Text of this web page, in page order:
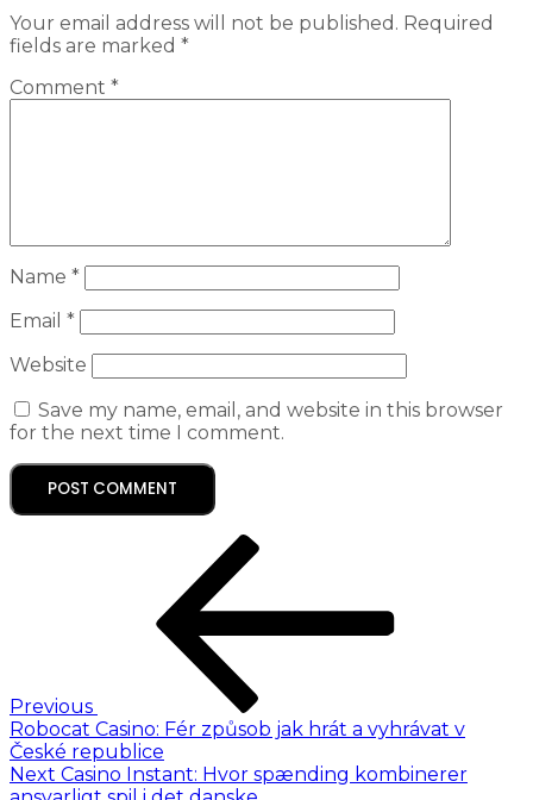
Your email address will not be published. Required
fields are marked *
Comment *
Name *
Email *
Website
Save my name, email, and website in this browser
for the next time I comment.
Previous
Robocat Casino: Fér způsob jak hrát a vyhrávat v
České republice
Next Casino Instant: Hvor spænding kombinerer